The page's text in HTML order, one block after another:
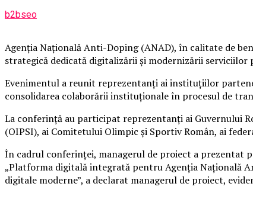
b2bseo
Agenția Națională Anti-Doping (ANAD), în calitate de
strategică dedicată digitalizării și modernizării
Evenimentul a reunit reprezentanți ai instituțiilor
consolidarea colaborării instituționale în procesul de
La conferință au participat reprezentanți ai Guvernului
(OIPSI), ai Comitetului Olimpic și Sportiv Român, ai
În cadrul conferinței, managerul de proiect a prezentat
„Platforma digitală integrată pentru Agenția Națională
digitale moderne”, a declarat managerul de proiect,